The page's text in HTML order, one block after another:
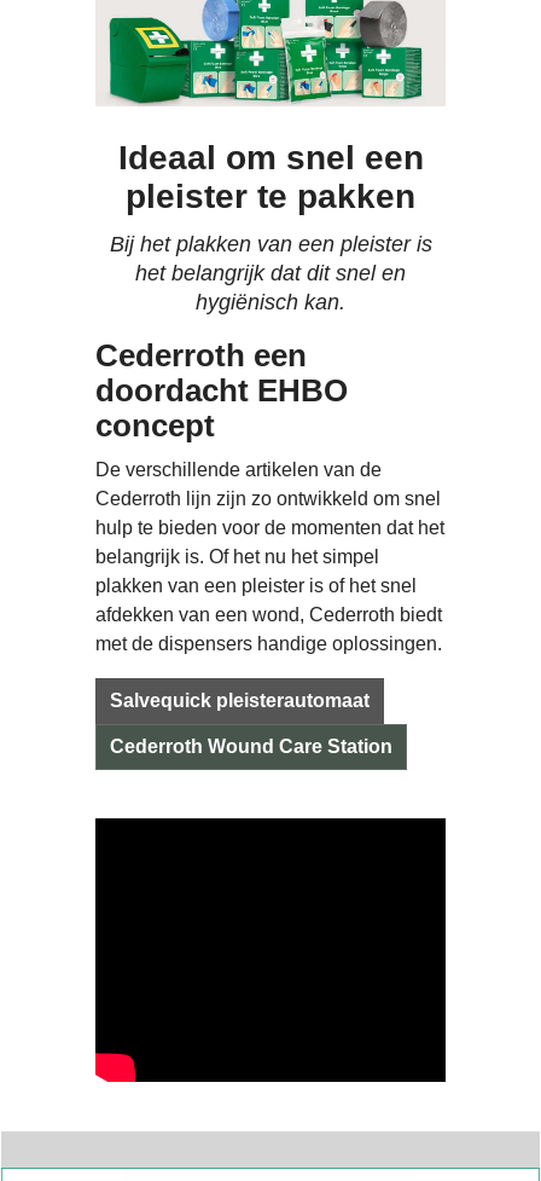
Ideaal om snel een
pleister te pakken
Bij het plakken van een pleister is
het belangrijk dat dit snel en
hygiënisch kan.
Cederroth een
doordacht EHBO
concept
De verschillende artikelen van de
Cederroth lijn zijn zo ontwikkeld om snel
hulp te bieden voor de momenten dat het
belangrijk is. Of het nu het simpel
plakken van een pleister is of het snel
afdekken van een wond, Cederroth biedt
met de dispensers handige oplossingen.
Salvequick pleisterautomaat
Cederroth Wound Care Station